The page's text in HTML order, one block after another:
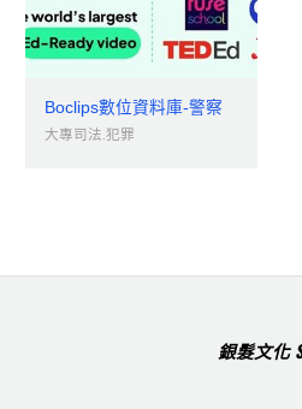
Boclips數位資料庫-警察
大專司法.犯罪
銀髮文化